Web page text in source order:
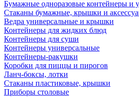
Бумажные одноразовые контейнеры и
Стаканы бумажные, крышки и
Ведра универсальные и крышки
Контейнеры для жидких блюд
Контейнеры для суши
Контейнеры универсальные
Контейнеры-ракушки
Коробки для пиццы и пирогов
Ланч-боксы, лотки
Стаканы пластиковые, крышки
Приборы столовые